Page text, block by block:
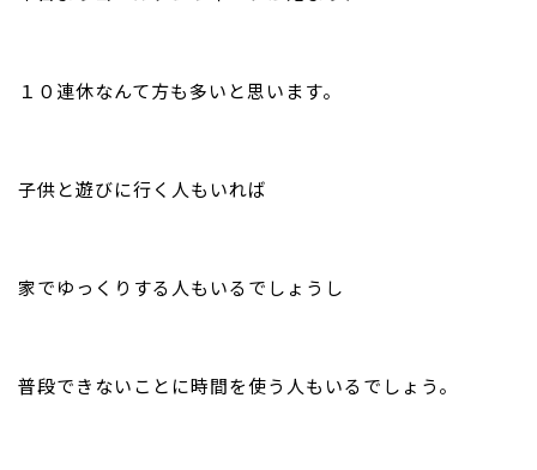
１０連休なんて方も多いと思います。
子供と遊びに行く人もいれば
家でゆっくりする人もいるでしょうし
普段できないことに時間を使う人もいるでしょう。